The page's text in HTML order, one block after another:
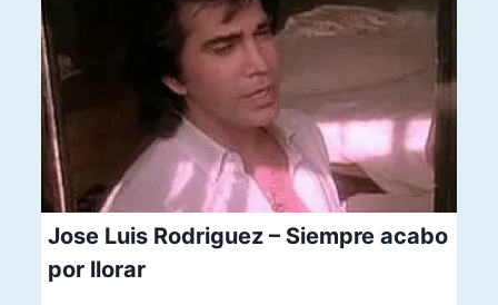
Jose Luis Rodriguez – Siempre acabo
por llorar